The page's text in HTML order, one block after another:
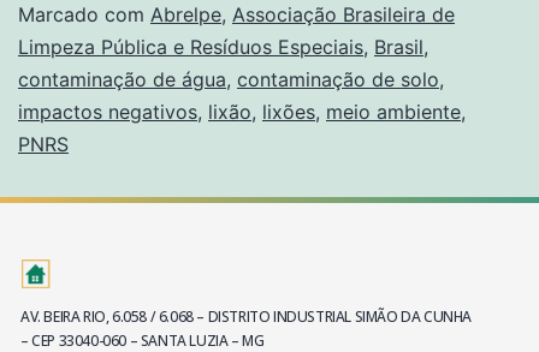
Marcado com Abrelpe, Associação Brasileira de
Limpeza Pública e Resíduos Especiais, Brasil,
contaminação de água, contaminação de solo,
impactos negativos, lixão, lixões, meio ambiente,
PNRS
AV. BEIRA RIO, 6.058 / 6.068 – DISTRITO INDUSTRIAL SIMÃO DA CUNHA
– CEP 33040-060 – SANTA LUZIA – MG